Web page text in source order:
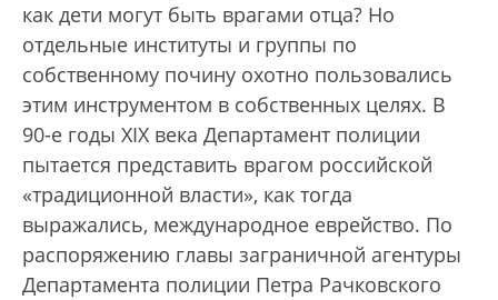
как дети могут быть врагами отца? Но
отдельные институты и группы по
собственному почину охотно пользовались
этим инструментом в собственных целях. В
90-е годы XIX века Департамент полиции
пытается представить врагом российской
«традиционной власти», как тогда
выражались, международное еврейство. По
распоряжению главы заграничной агентуры
Департамента полиции Петра Рачковского